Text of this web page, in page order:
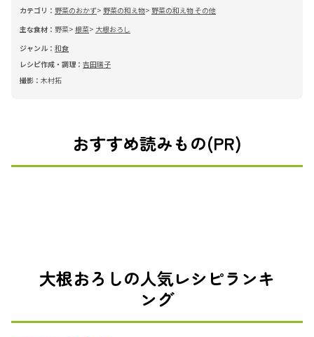
カテゴリ： 野菜のおかず 野菜の和え物
野菜の和え物 その他
主な食材： 野菜 根菜
大根おろし
ジャンル： 和食
レシピ作成・調理： 吉田瑞子
撮影： 木村拓
おすすめ読みもの(PR)
大根おろしの人気レシピランキ
ング